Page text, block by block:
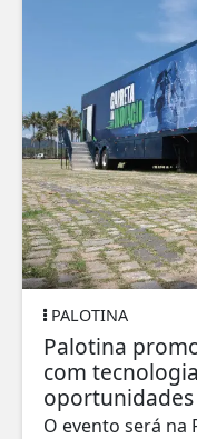
PALOTINA
Palotina
com
oportunidades
O evento será na